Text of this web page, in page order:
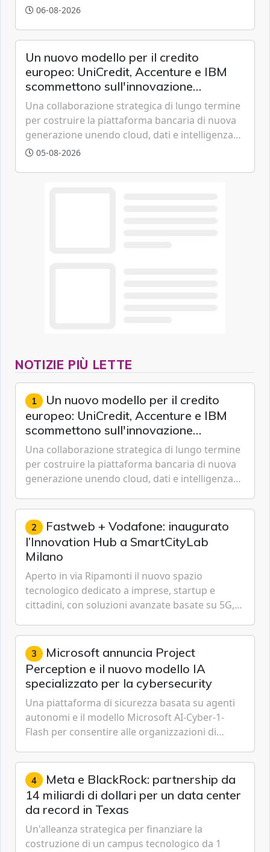
all'eolico ottenendo risparmi diretti in bolletta,
06-08-2026
Un nuovo modello per il credito
europeo: UniCredit, Accenture e IBM
scommettono sull'innovazione
tecnologica
Una collaborazione strategica di lungo termine
per costruire la piattaforma bancaria di nuova
generazione unendo cloud, dati e intelligenza
artificiale.
05-08-2026
NOTIZIE PIÙ LETTE
1 Un nuovo modello per il credito
europeo: UniCredit, Accenture e IBM
scommettono sull'innovazione
tecnologica
Una collaborazione strategica di lungo termine
per costruire la piattaforma bancaria di nuova
generazione unendo cloud, dati e intelligenza
2 Fastweb + Vodafone: inaugurato
l’Innovation Hub a SmartCityLab
Milano
Aperto in via Ripamonti il nuovo spazio
tecnologico dedicato a imprese, startup e
cittadini, con soluzioni avanzate basate su 5G,
Cybersecurity.
3 Microsoft annuncia Project
Perception e il nuovo modello IA
specializzato per la cybersecurity
Una piattaforma di sicurezza basata su agenti
autonomi e il modello Microsoft AI-Cyber-1-
Flash per consentire alle organizzazioni di
gestione continua del rischio.
4 Meta e BlackRock: partnership da
14 miliardi di dollari per un data center
da record in Texas
Un'alleanza strategica per finanziare la
costruzione di un campus tecnologico da 1